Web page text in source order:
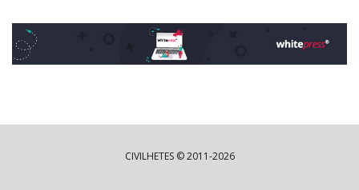
CIVILHETES © 2011-2026